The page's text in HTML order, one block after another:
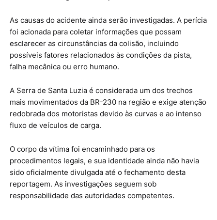
As causas do acidente ainda serão investigadas. A perícia
foi acionada para coletar informações que possam
esclarecer as circunstâncias da colisão, incluindo
possíveis fatores relacionados às condições da pista,
falha mecânica ou erro humano.
A Serra de Santa Luzia é considerada um dos trechos
mais movimentados da BR-230 na região e exige atenção
redobrada dos motoristas devido às curvas e ao intenso
fluxo de veículos de carga.
O corpo da vítima foi encaminhado para os
procedimentos legais, e sua identidade ainda não havia
sido oficialmente divulgada até o fechamento desta
reportagem. As investigações seguem sob
responsabilidade das autoridades competentes.